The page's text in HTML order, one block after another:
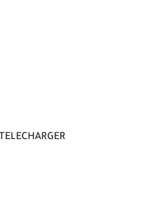
TELECHARGER